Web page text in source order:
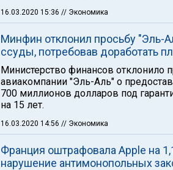
16.03.2020 15:36 // Экономика
Минфин отклонил просьбу "Эль-
ссуды, потребовав доработать
Министерство финансов отклонило
авиакомпании "Эль-Аль" о
700 миллионов долларов под
на 15 лет.
16.03.2020 14:56 // Экономика
Франция оштрафовала Apple на
нарушение антимонопольных